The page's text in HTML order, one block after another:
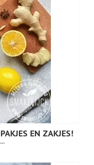
EN ZAKJES!